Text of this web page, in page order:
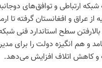
ارتباطی و توافق‌های
از عراق و افغانستان گرفته تا
بالارفتنسطح استاندارد فنی
و هم انگیزه دولت را برای
کاهش اتلاف افزایش می‌دهد.